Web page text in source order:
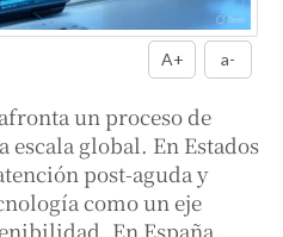
A+ a-
un proceso de
global. En Estados
post-aguda y
como un eje
En España,